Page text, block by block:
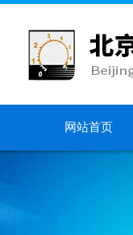
网站首页